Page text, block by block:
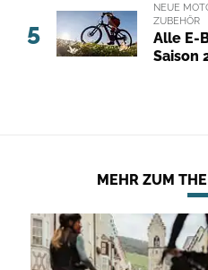
5
NEUE
ZUBEHÖR
Alle E-
Saison
MEHR ZUM